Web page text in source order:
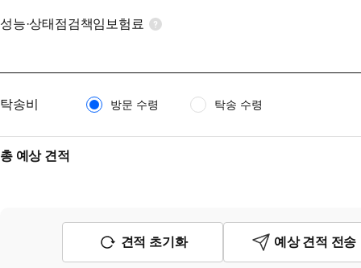
성능·상태점검책임보험료
탁송비 방문 수령 탁송 수령
총 예상 견적
견적 초기화 예상 견적 전송